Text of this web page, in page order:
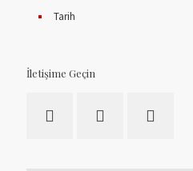
Tarih
İletişime Geçin